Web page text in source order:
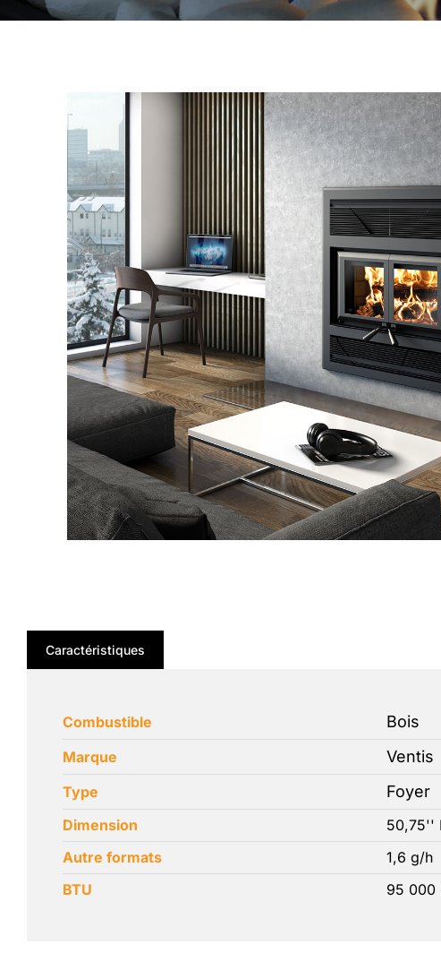
Caractéristiques
Combustible Bois
Marque Ventis
Type Foyer
Dimension
50,75''
Autre formats
1,6 g/h
BTU
95 000